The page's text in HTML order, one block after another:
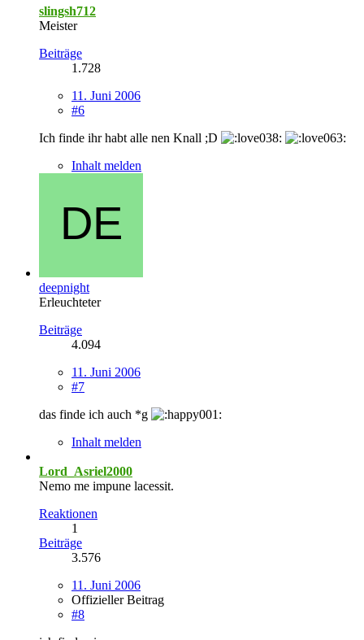
slingsh712
Meister
Beiträge
1.728
11. Juni 2006
#6
Ich finde ihr habt alle nen Knall ;D
Inhalt melden
deepnight
Erleuchteter
Beiträge
4.094
11. Juni 2006
#7
das finde ich auch *g
Inhalt melden
Lord_Asriel2000
Nemo me impune lacessit.
Reaktionen
1
Beiträge
3.576
11. Juni 2006
Offizieller Beitrag
#8